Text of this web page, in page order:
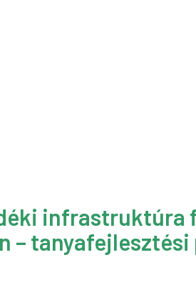
infrastruktúra
– tanyafejlesztési